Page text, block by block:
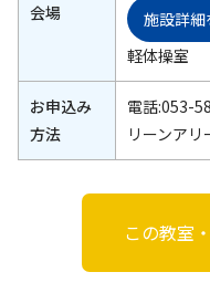
会場
施設詳細
軽体操室
お申込み
方法
電話:053-
リーンア
この教室